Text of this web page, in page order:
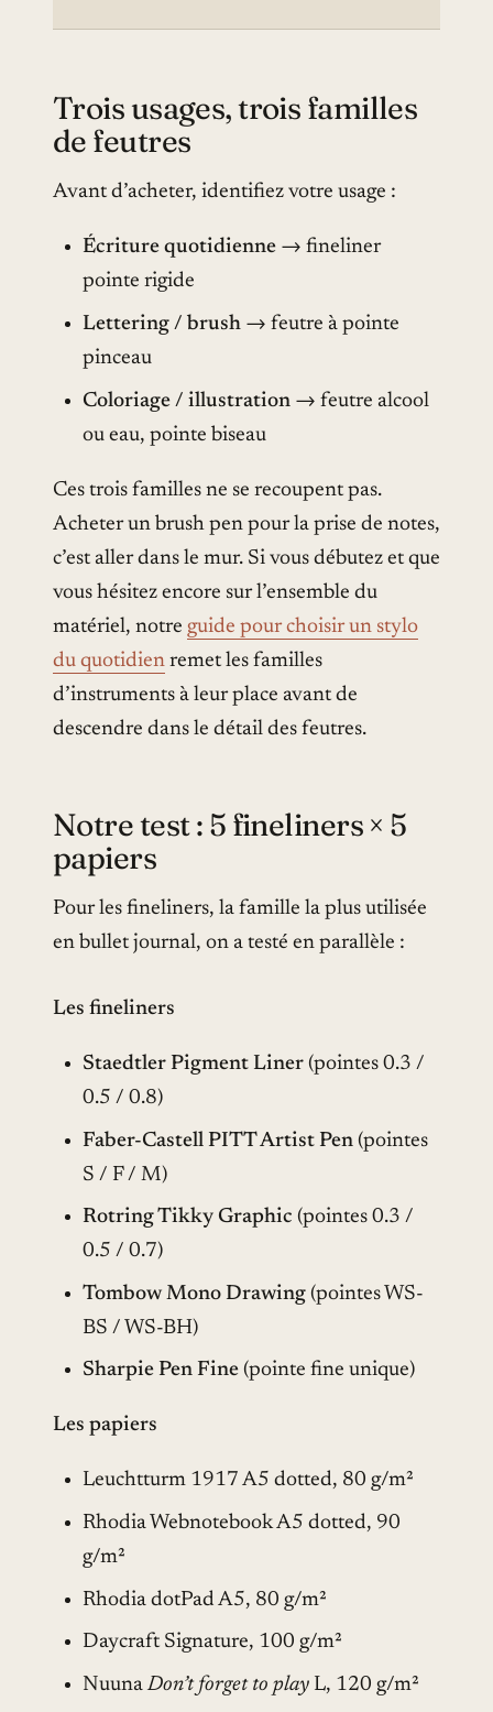
Trois usages, trois familles
de feutres
Avant d’acheter, identifiez votre usage :
Écriture quotidienne→ fineliner
pointe rigide
Lettering / brush→ feutre à pointe
pinceau
Coloriage / illustration→ feutre alcool
ou eau, pointe biseau
Ces trois familles ne se recoupent pas.
Acheter un brush pen pour la prise de notes,
c’est aller dans le mur. Si vous débutez et que
vous hésitez encore sur l’ensemble du
matériel, notre guide pour choisir un stylo
du quotidien remet les familles
d’instruments à leur place avant de
descendre dans le détail des feutres.
Notre test : 5 fineliners × 5
papiers
Pour les fineliners, la famille la plus utilisée
en bullet journal, on a testé en parallèle :
Les fineliners
Staedtler Pigment Liner(pointes 0.3 /
0.5 / 0.8)
Faber-Castell PITT Artist Pen(pointes
S / F / M)
Rotring Tikky Graphic (pointes 0.3 /
0.5 / 0.7)
Tombow Mono Drawing(pointes WS-
BS / WS-BH)
Sharpie Pen Fine(pointe fine unique)
Les papiers
Leuchtturm 1917 A5 dotted, 80 g/m²
Rhodia Webnotebook A5 dotted, 90
g/m²
Rhodia dotPad A5, 80 g/m²
Daycraft Signature, 100 g/m²
NuunaDon’t forget to playL, 120 g/m²